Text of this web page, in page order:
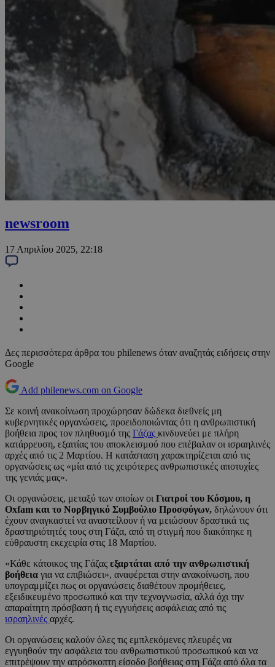
newsroom
17 Απριλίου 2025, 22:18
Δες περισσότερα άρθρα του philenews όταν αναζητάς ειδήσεις στην
Google
Add philenews.com on Google
Σε κοινή ανακοίνωση προχώρησαν δώδεκα διεθνείς μη
κυβερνητικές οργανώσεις, προειδοποιώντας ότι η ανθρωπιστική
βοήθεια προς τον πληθυσμό της Γάζας κινδυνεύει με πλήρη
κατάρρευση, εξαιτίας του αποκλεισμού που επέβαλαν οι ισραηλινές
αρχές από τις 2 Μαρτίου. Η κατάσταση χαρακτηρίζεται από τις
οργανώσεις ως «μία από τις χειρότερες ανθρωπιστικές αποτυχίες
της γενιάς μας».
Οι οργανώσεις, μεταξύ των οποίων οι Γιατροί του Κόσμου, η
Oxfam και το Νορβηγικό Συμβούλιο Προσφύγων, δηλώνουν ότι
έχουν αναγκαστεί να αναστείλουν ή να μειώσουν δραστικά τις
δραστηριότητές τους στη Γάζα, από τη στιγμή που διακόπηκε η
εύθραυστη εκεχειρία στις 18 Μαρτίου.
«Κάθε κάτοικος της Γάζας εξαρτάται από την ανθρωπιστική
βοήθεια για να επιβιώσει», αναφέρεται στην ανακοίνωση, που
υπογραμμίζει πως οι οργανώσεις διαθέτουν προμήθειες,
εξειδικευμένο προσωπικό και την τεχνογνωσία, αλλά όχι την
απαραίτητη πρόσβαση ή τις εγγυήσεις ασφάλειας από τις
ισραηλινές αρχές.
Οι οργανώσεις καλούν όλες τις εμπλεκόμενες πλευρές να
εγγυηθούν την ασφάλεια του ανθρωπιστικού προσωπικού και να
επιτρέψουν την απρόσκοπτη είσοδο βοήθειας στη Γάζα από όλα τα